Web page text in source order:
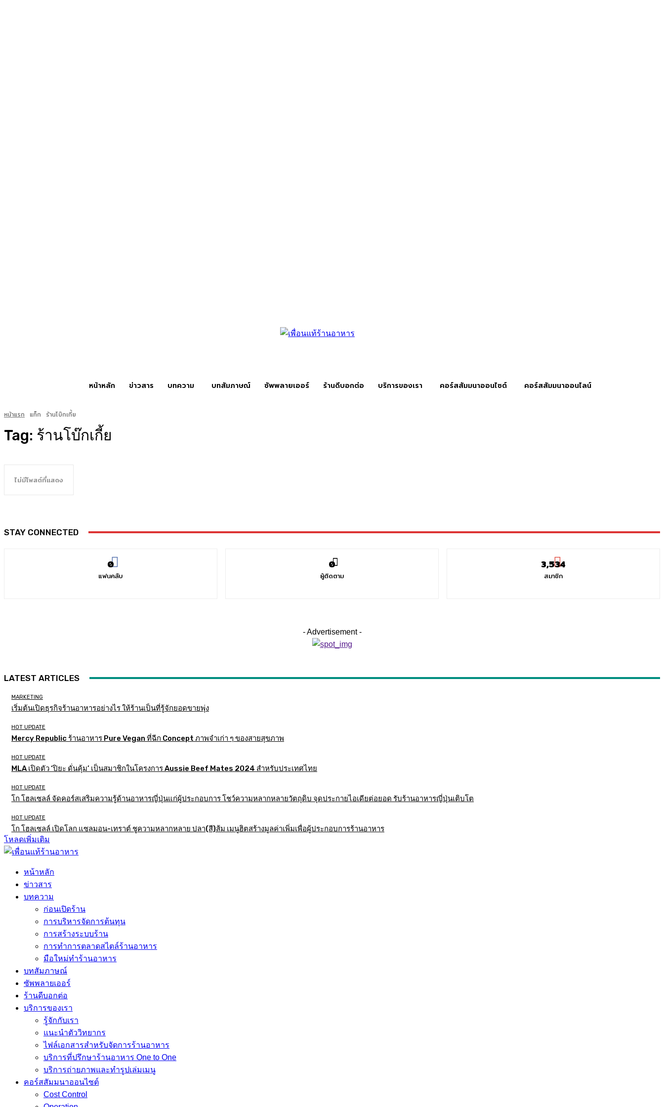
หน้าหลัก ข่าวสาร บทความ บทสัมภาษณ์ ซัพพลายเออร์ ร้านดีบอกต่อ บริการของเรา คอร์สสัมมนาออนไซต์ คอร์สสัมมนาออนไลน์
หน้าแรก แท็ก ร้านโบ๊กเกี้ย
Tag: ร้านโบ๊กเกี้ย
ไม่มีโพสต์ที่แสดง
STAY CONNECTED
0
แฟนคลับ
0
ผู้ติดตาม
3,534
สมาชิก
- Advertisement -
LATEST ARTICLES
MARKETING
เริ่มต้นเปิดธุรกิจร้านอาหารอย่างไร ให้ร้านเป็นที่รู้จักยอดขายพุ่ง
HOT UPDATE
Mercy Republic ร้านอาหาร Pure Vegan ที่ฉีก Concept ภาพจำเก่า ๆ ของสายสุขภาพ
HOT UPDATE
MLA เปิดตัว ‘ปิยะ ดั่นคุ้ม’ เป็นสมาชิกในโครงการ Aussie Beef Mates 2024 สำหรับประเทศไทย
HOT UPDATE
โก โฮลเซลล์ จัดคอร์สเสริมความรู้ด้านอาหารญี่ปุ่นแก่ผู้ประกอบการ โชว์ความหลากหลายวัตถุดิบ จุดประกายไอเดียต่อยอด รับร้านอาหารญี่ปุ่นเติบโต
HOT UPDATE
โก โฮลเซลล์ เปิดโลก แซลมอน-เทราต์ ชูความหลากหลาย ปลา(สี)ส้ม เมนูฮิตสร้างมูลค่าเพิ่มเพื่อผู้ประกอบการร้านอาหาร
โหลดเพิ่มเติม
หน้าหลัก
ข่าวสาร
บทความ
ก่อนเปิดร้าน
การบริหารจัดการต้นทุน
การสร้างระบบร้าน
การทำการตลาดสไตล์ร้านอาหาร
มือใหม่ทำร้านอาหาร
บทสัมภาษณ์
ซัพพลายเออร์
ร้านดีบอกต่อ
บริการของเรา
รู้จักกับเรา
แนะนำตัววิทยากร
ไฟล์เอกสารสำหรับจัดการร้านอาหาร
บริการที่ปรึกษาร้านอาหาร One to One
บริการถ่ายภาพและทำรูปเล่มเมนู
คอร์สสัมมนาออนไซต์
Cost Control